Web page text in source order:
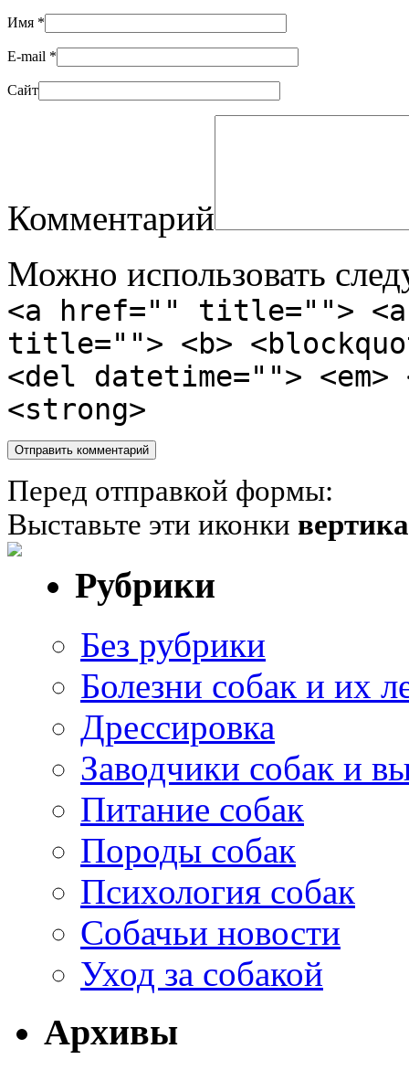
Имя *
E-mail *
Сайт
Комментарий
Можно использовать
<a href="" title="">
title=""> <b>
<del datetime="">
<strong>
Перед отправкой формы:
Выставьте эти иконки
Рубрики
Без рубрики
Болезни собак и их
Дрессировка
Заводчики собак и
Питание собак
Породы собак
Психология собак
Собачьи новости
Уход за собакой
Архивы